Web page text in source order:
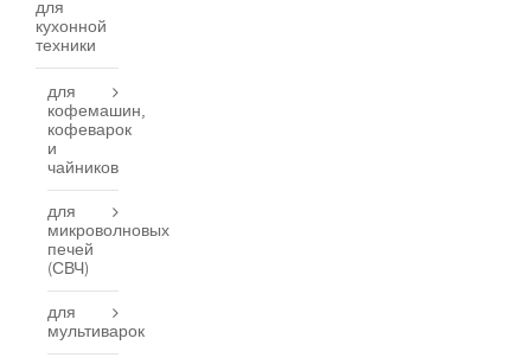
для
кухонной
техники
для
кофемашин,
кофеварок
и
чайников
для
микроволновых
печей
(СВЧ)
для
мультиварок